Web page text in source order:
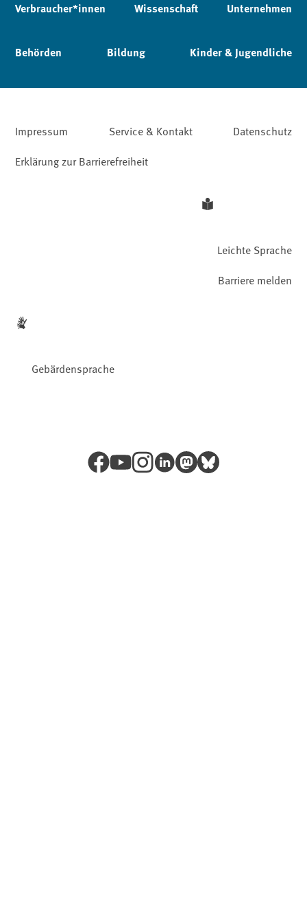
Verbraucher*innen Wissenschaft Unternehmen
Behörden Bildung Kinder & Jugendliche
Impressum Service & Kontakt
Datenschutz
Erklärung zur Barrierefreiheit
Leichte Sprache
Gebärdensprache
Barriere melden